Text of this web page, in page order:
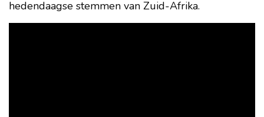
hedendaagse stemmen van Zuid-Afrika.